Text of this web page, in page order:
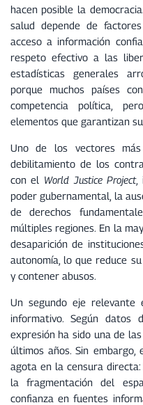
hacen posible la
salud depende de
acceso a información
respeto efectivo a las
estadísticas generales
porque muchos países
competencia política,
elementos que garantizan
Uno de los vectores
debilitamiento de los
con el World Justice Project,
poder gubernamental, la
de derechos
múltiples regiones. En la
desaparición de
autonomía, lo que reduce
y contener abusos.
Un segundo eje
informativo. Según datos
expresión ha sido una de
últimos años. Sin
agota en la censura
la fragmentación del
confianza en fuentes